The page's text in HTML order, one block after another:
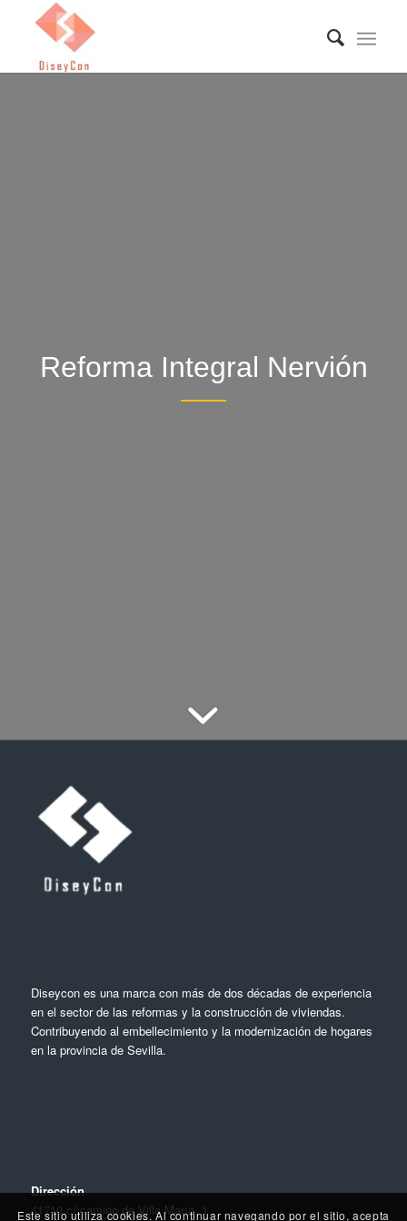
Reforma Integral Nervión
Diseycon es una marca con más de dos décadas de experiencia
en el sector de las reformas y la construcción de viviendas.
Contribuyendo al embellecimiento y la modernización de hogares
en la provincia de Sevilla.
Dirección
41710 c/ camino de Villa María, 1
Este sitio utiliza cookies. Al continuar navegando por el sitio, acepta